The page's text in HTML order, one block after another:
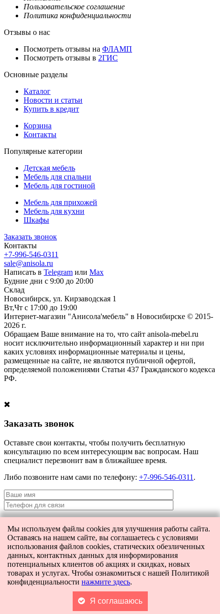
Пользовательское соглашение
Политика конфиденциальности
Отзывы о нас
Посмотреть отзывы на ФЛАМП
Посмотреть отзывы в 2ГИС
Основные разделы
Каталог
Новости и статьи
Купить в кредит
Корзина
Контакты
Популярные категории
Детская мебель
Мебель для спальни
Мебель для гостиной
Мебель для прихожей
Мебель для кухни
Шкафы
Заказать звонок
Контакты
+7-996-546-0311
sale@anisola.ru
Написать в Telegram или Max
Будние дни с 9:00 до 20:00
Склад
Новосибирск, ул. Кирзаводская 1
Вт,Чт с 17:00 до 19:00
Интернет-магазин "Анисола'мебель" в Новосибирске © 2015-
2026 г.
Обращаем Ваше внимание на то, что сайт anisola-mebel.ru
носит исключительно информационный характер и ни при
каких условиях информационные материалы и цены,
размещенные на сайте, не являются публичной офертой,
определяемой положениями Статьи 437 Гражданского кодекса
РФ.
Заказать звонок
Оставьте свои контакты, чтобы получить бесплатную
консультацию по всем интересующим вас вопросам. Наш
специалист перезвонит вам в ближайшее время.
Либо позвоните нам сами по телефону: +7-996-546-0311 .
Я даю согласие наобработку персональных данныхи согласие на
передачу этих данных третьим лицам.
[contact-form-7 404 "Not Found"]
Поиск
Мы используем файлы cookies для улучшения работы сайта.
Оставаясь на нашем сайте, вы соглашаетесь с условиями
использования файлов cookies, статических обезличенных
данных, контактных данных для информирования
потенциальных клиентов об акциях и скидках, новых
товарах и услугах. Чтобы ознакомиться с нашей Политикой
конфиденциальности нажмите здесь.
Я соглашаюсь